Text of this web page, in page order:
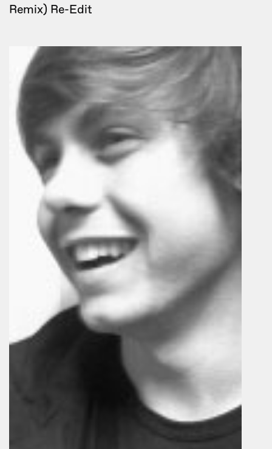
Remix) Re-Edit